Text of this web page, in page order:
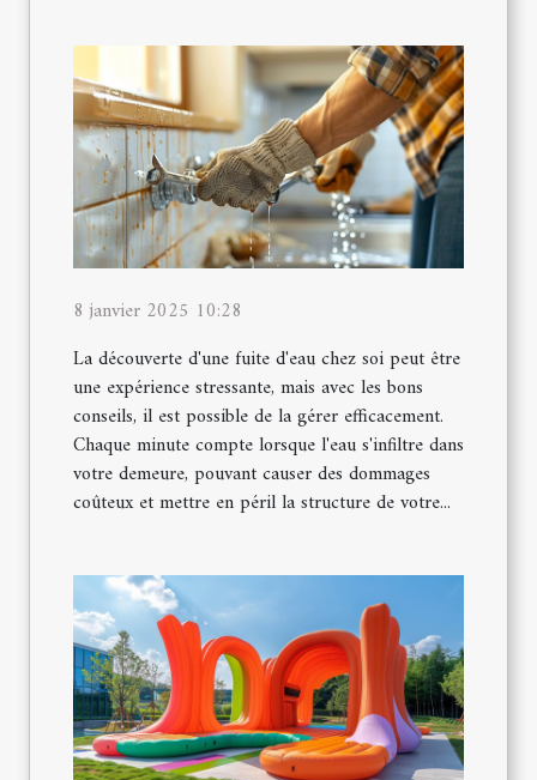
8 janvier 2025 10:28
La découverte d'une fuite d'eau chez soi peut être
une expérience stressante, mais avec les bons
conseils, il est possible de la gérer efficacement.
Chaque minute compte lorsque l'eau s'infiltre dans
votre demeure, pouvant causer des dommages
coûteux et mettre en péril la structure de votre...